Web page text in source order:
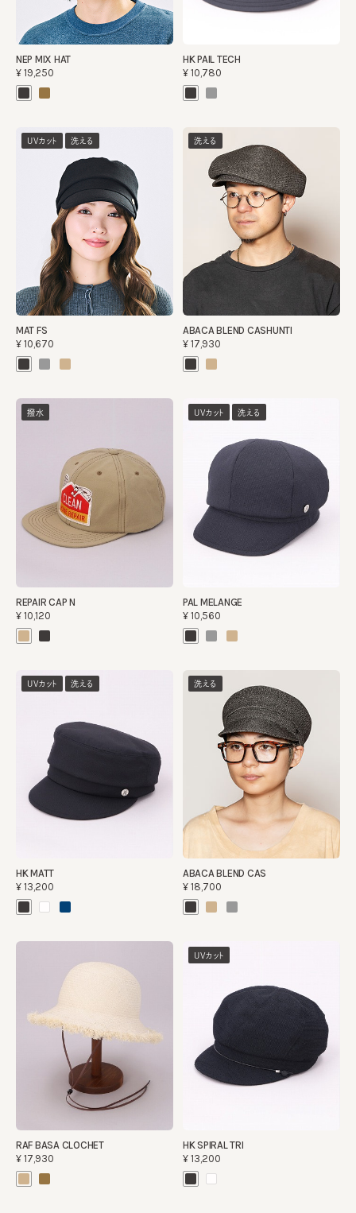
NEP MIX HAT
¥19,250
HK PAIL TECH
¥10,780
UVカット 洗える
MAT FS
¥10,670
洗える
ABACA BLEND CASHUNTI
¥17,930
撥水
REPAIR CAP N
¥10,120
UVカット 洗える
PAL MELANGE
¥10,560
UVカット 洗える
HK MATT
¥13,200
洗える
ABACA BLEND CAS
¥18,700
RAF BASA CLOCHET
¥17,930
UVカット
HK SPIRAL TRI
¥13,200